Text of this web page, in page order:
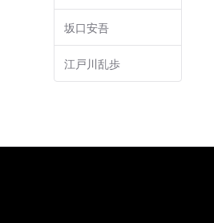
坂口安吾
江戸川乱歩